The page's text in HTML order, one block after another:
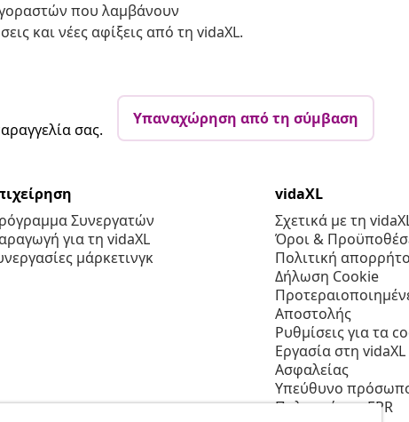
που λαμβάνουν
και νέες αφίξεις από τη vidaXL.
σας.
Υπαναχώρηση από τη σύμβαση
Συνεργατών
για τη vidaXL
μάρκετινγκ
vidaXL
Σχετικά με τη
Όροι &
Πολιτική
Δήλωση Cookie
Αποστολής
Ρυθμίσεις για τα
Εργασία στη vidaXL
Ασφαλείας
Υπεύθυνο
Πολιτική της EPR